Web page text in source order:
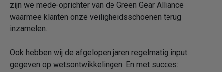
zijn we mede-oprichter van de Green Gear Alliance
waarmee klanten onze veiligheidsschoenen terug
inzamelen.
Ook hebben wij de afgelopen jaren regelmatig input
gegeven op wetsontwikkelingen. En met succes: